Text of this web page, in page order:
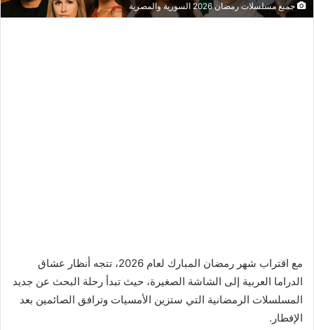
جميع مسلسلات رمضان 2026 السورية والمصرية
مع اقتراب شهر رمضان المبارك لعام 2026، تتجه أنظار عشاق
الدراما العربية إلى الشاشة الصغيرة، حيث تبدأ رحلة البحث عن جديد
المسلسلات الرمضانية التي ستزين الأمسيات وترافق الصائمين بعد
الإفطار.